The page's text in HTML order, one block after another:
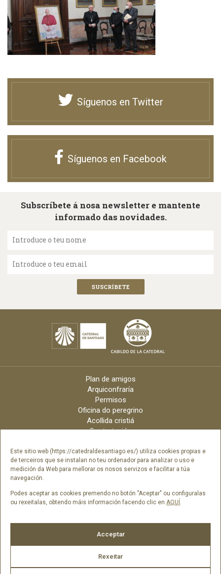
Este sitio web (https://catedraldesantiago.es/) utiliza cookies propias e
de terceiros que se instalan no teu ordenador para analizar o uso e
medición da Web para mellorar os nosos servizos e facilitar a túa
navegación.
Podes aceptar as cookies premendo no botón "Aceptar" ou configuralas
ou rexeitalas, obtendo máis información facendo clic en AQUÍ.
Acceptar
Rexeitar
Síguenos en Twitter
Síguenos en Facebook
Subscríbete á nosa newsletter e mantente
informado das novidades.
Introduce o teu nome
Introduce o teu email
Plan de amigos
Arquiconfraría
Permisos
Oficina do peregrino
Acollida cristiá
Contratación
Arquidiócese
Créditos
Catálogo Dixital